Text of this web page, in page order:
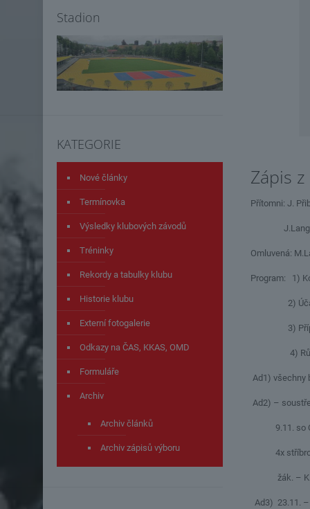
Zápis
Přítomni: J.
Omluvená:
Program: 1)
2) Účast
3)
4)
Ad1)
Ad2) –
9.11. so
4x stříbro
žák. –
Ad3) 23.11.
Stadion
KATEGORIE
Nové články
Termínovka
Výsledky klubových závodů
Tréninky
Rekordy a tabulky klubu
Historie klubu
Externí fotogalerie
Odkazy na ČAS, KKAS, OMD
Formuláře
Archiv
Archiv článků
Archiv zápisů výboru